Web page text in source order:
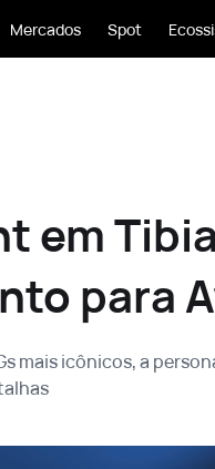
Mercados Spot
em
para
mais icônicos, a